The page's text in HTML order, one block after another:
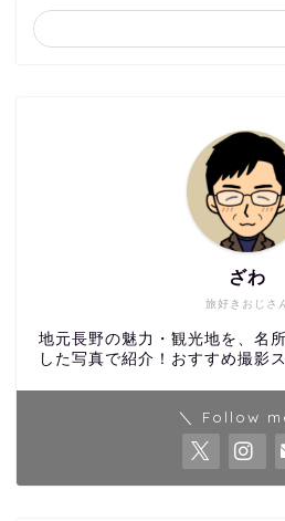
旅好きおじさん
ざわ
地元長野の魅力・観光地を、名
した写真で紹介！おすすめ撮影
＼ Follow